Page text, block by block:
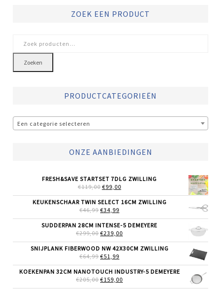
ZOEK EEN PRODUCT
naar:
Zoeken
PRODUCTCATEGORIEËN
Een categorie selecteren
ONZE AANBIEDINGEN
FRESH&SAVE STARTSET 7DLG ZWILLING
€119,00 OORSPRONKELIJKE
WAS:
€119,00.
€99,00HUIDIGE
IS:
KEUKENSCHAAR TWIN SELECT 16CM ZWILLING
€46,99 OORSPRONKELIJKE
WAS:
€46,99.
€34,99
IS:
€34,99.
SUDDERPAN 28CM INTENSE-5 DEMEYERE
€299,00 OORSPRONKELIJKE
WAS:
€299,00.
€239,00
IS:
SNIJPLANK FIBERWOOD NW 42X30CM ZWILLING
€64,99 OORSPRONKELIJKE
WAS:
€64,99.
€51,99
IS:
€51,99.
KOEKENPAN 32CM NANOTOUCH INDUSTRY-5 DEMEYERE
€205,00 OORSPRONKELIJKE
€159,00